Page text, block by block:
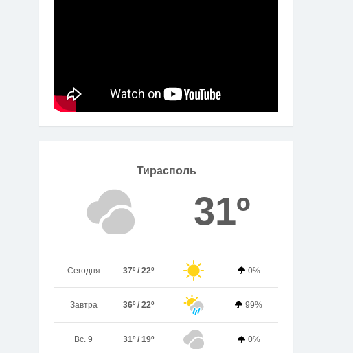
Тирасполь
31º
Сегодня 37º / 22º 0%
Завтра 36º / 22º 99%
Вс. 9 31º / 19º 0%